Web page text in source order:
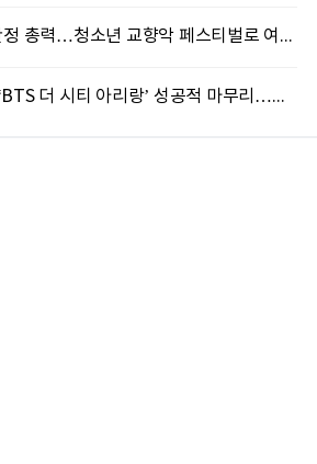
성남시, 휴가철 물가안정 총력…청소년 교향악 페스티벌로 여름 문화도시 만든다
BTS, 뉴욕 전역 달군 ‘BTS 더 시티 아리랑’ 성공적 마무리…도시 전역서 호응